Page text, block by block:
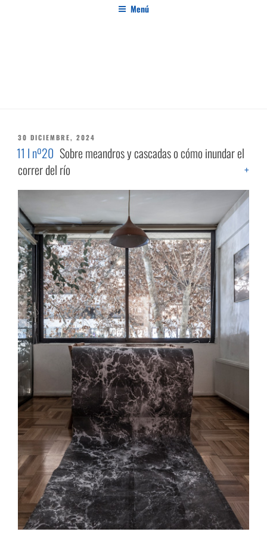
Menú
PUBLICADO
EL
30 DICIEMBRE, 2024
11 I nº20 Sobre meandros y cascadas o cómo inundar el
correr del río
+